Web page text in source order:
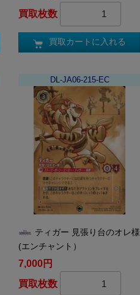
買取枚数
買取カートに入れる
DL-JA06-215-EC
ティガー 見張り台のオレ様
(エンチャント）
7,000円
買取枚数